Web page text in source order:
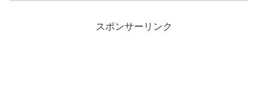
スポンサーリンク